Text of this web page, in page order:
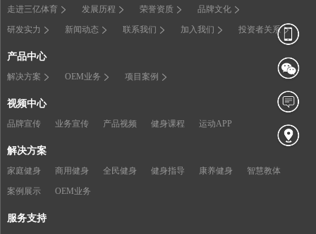
走进三亿体育 发展历程 荣誉资质 品牌文化
研发实力 新闻动态 联系我们 加入我们 投资者关系
产品中心
解决方案 OEM业务 项目案例
视频中心
品牌宣传 业务宣传 产品视频 健身课程 运动APP
解决方案
家庭健身 商用健身 全民健身 健身指导 康养健身 智慧教体
案例展示 OEM业务
服务支持